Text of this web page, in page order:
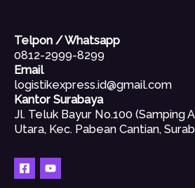
Telpon / Whatsapp
0812-2999-8299
Email
logistikexpress.id@gmail.com
Kantor Surabaya
Jl. Teluk Bayur No.100 (Samping
Utara, Kec. Pabean Cantian,